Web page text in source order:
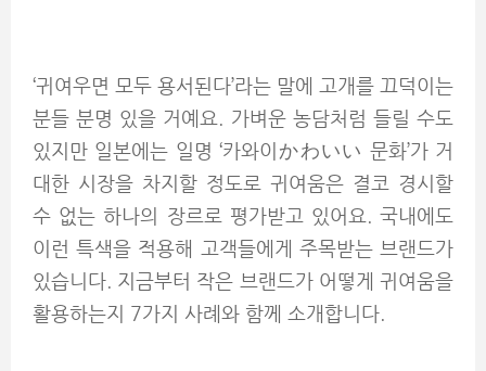
‘귀여우면 모두 용서된다’라는 말에 고개를 끄덕이는
분들 분명 있을 거예요. 가벼운 농담처럼 들릴 수도
있지만 일본에는 일명 ‘카와이かわいい 문화’가 거
대한 시장을 차지할 정도로 귀여움은 결코 경시할
수 없는 하나의 장르로 평가받고 있어요. 국내에도
이런 특색을 적용해 고객들에게 주목받는 브랜드가
있습니다. 지금부터 작은 브랜드가 어떻게 귀여움을
활용하는지 7가지 사례와 함께 소개합니다.